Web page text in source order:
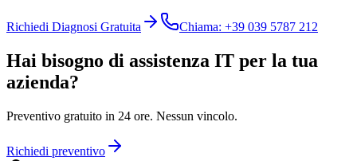
Richiedi Diagnosi Gratuita Chiama: +39 039 5787 212
Hai bisogno di assistenza IT per la tua
azienda?
Preventivo gratuito in 24 ore. Nessun vincolo.
Richiedi preventivo